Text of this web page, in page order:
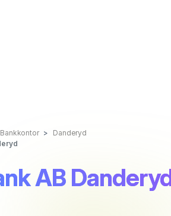
Bankkontor
Danderyd
AB